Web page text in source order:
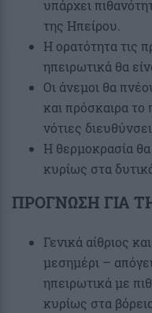
υπάρχει
της Ηπείρου.
Η ορατότητα τις
ηπειρωτικά θα
Οι άνεμοι θα
και πρόσκαιρα το
νότιες
Η θερμοκρασία
κυρίως στα
ΠΡΟΓΝΩΣΗ ΓΙΑ
Γενικά αίθριος
μεσημέρι –
ηπειρωτικά με
κυρίως στα